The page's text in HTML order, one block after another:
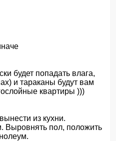
будет попадать влага,
и тараканы будут вам
квартиры )))
из кухни.
Выровнять пол, положить